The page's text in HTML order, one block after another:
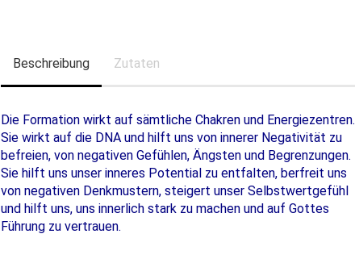
Beschreibung Zutaten
Die Formation wirkt auf sämtliche Chakren und Energiezentren.
Sie wirkt auf die DNA und hilft uns von innerer Negativität zu
befreien, von negativen Gefühlen, Ängsten und Begrenzungen.
Sie hilft uns unser inneres Potential zu entfalten, berfreit uns
von negativen Denkmustern, steigert unser Selbstwertgefühl
und hilft uns, uns innerlich stark zu machen und auf Gottes
Führung zu vertrauen.